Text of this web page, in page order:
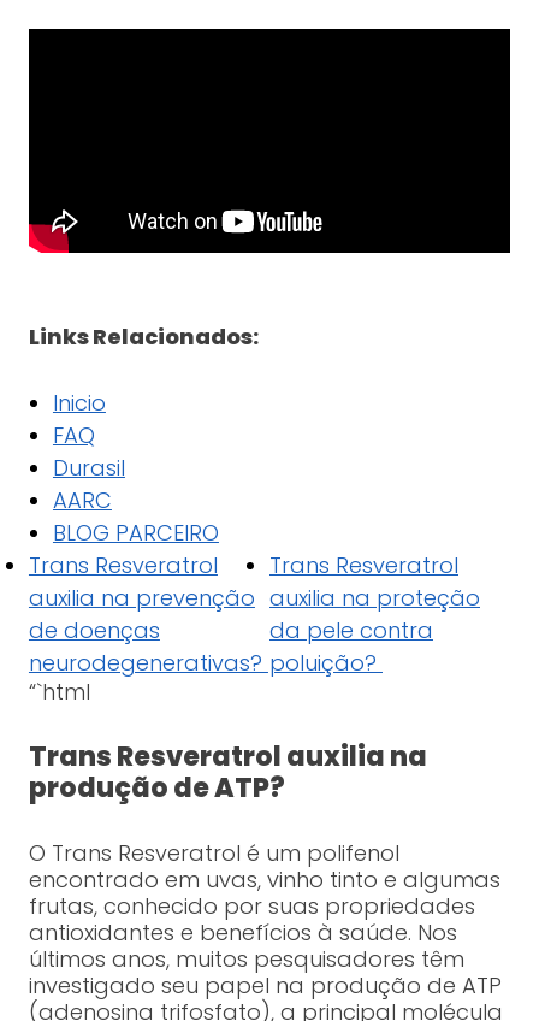
Links Relacionados:
Inicio
FAQ
Durasil
AARC
BLOG PARCEIRO
Trans Resveratrol
auxilia na prevenção
de doenças
neurodegenerativas?
Trans Resveratrol
auxilia na proteção
da pele contra
poluição?
“`html
Trans Resveratrol auxilia na
produção de ATP?
O Trans Resveratrol é um polifenol
encontrado em uvas, vinho tinto e algumas
frutas, conhecido por suas propriedades
antioxidantes e benefícios à saúde. Nos
últimos anos, muitos pesquisadores têm
investigado seu papel na produção de ATP
(adenosina trifosfato), a principal molécula